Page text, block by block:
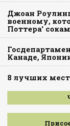
Джоан
военному,
Поттера’
Канаде,
8 лучших